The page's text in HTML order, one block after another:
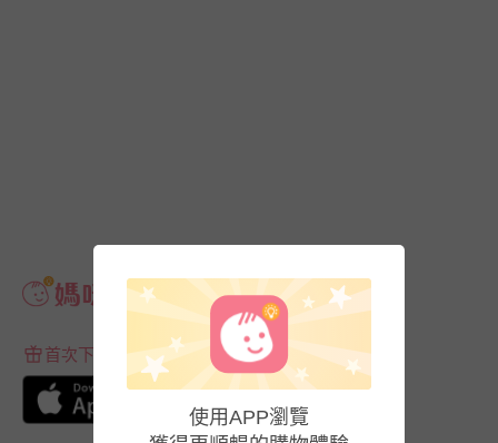
首次下載APP送$100折價券
使用APP瀏覽